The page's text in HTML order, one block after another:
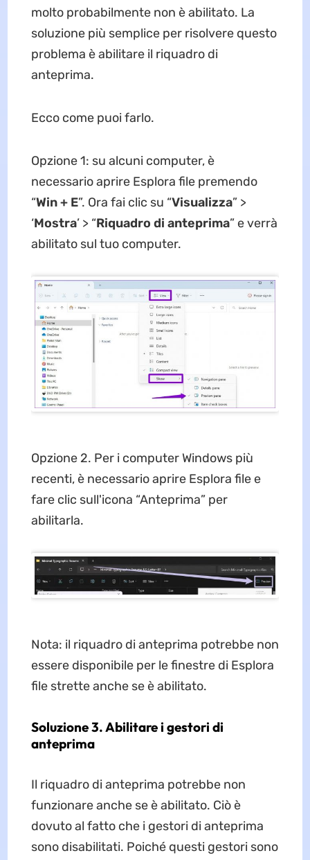
molto probabilmente non è abilitato. La
soluzione più semplice per risolvere questo
problema è abilitare il riquadro di
anteprima.
Ecco come puoi farlo.
Opzione 1: su alcuni computer, è
necessario aprire Esplora file premendo
“Win + E”. Ora fai clic su “Visualizza” >
‘Mostra’ > “Riquadro di anteprima” e verrà
abilitato sul tuo computer.
Opzione 2. Per i computer Windows più
recenti, è necessario aprire Esplora file e
fare clic sull'icona “Anteprima” per
abilitarla.
Nota: il riquadro di anteprima potrebbe non
essere disponibile per le finestre di Esplora
file strette anche se è abilitato.
Soluzione 3. Abilitare i gestori di
anteprima
Il riquadro di anteprima potrebbe non
funzionare anche se è abilitato. Ciò è
dovuto al fatto che i gestori di anteprima
sono disabilitati. Poiché questi gestori sono